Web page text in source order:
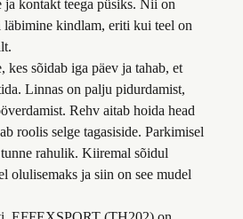
ja kontakt teega püsiks. Nii on
kindlam, eriti kui teel on
kes sõidab iga päev ja tahab, et
Linnas on palju pidurdamist,
Rehv aitab hoida head
roolis selge tagasiside. Parkimisel
rahulik. Kiiremal sõidul
olulisemaks ja siin on see mudel